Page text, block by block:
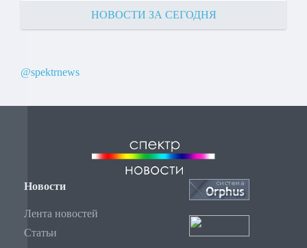
НОВОСТИ ЗА СЕГОДНЯ
@spektrnews
Новости
Лента новостей
Статьи